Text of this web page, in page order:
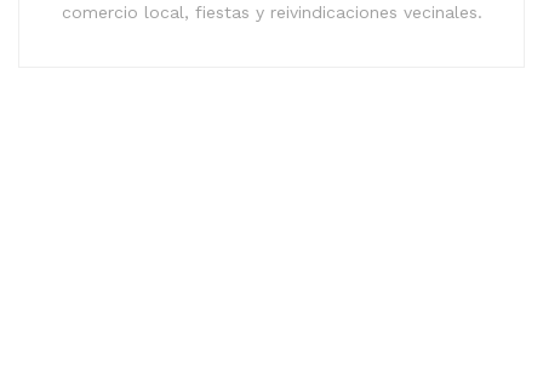
comercio local, fiestas y reivindicaciones vecinales.